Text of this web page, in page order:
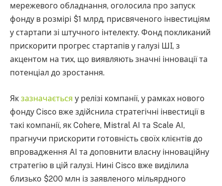
мережевого обладнання, оголосила про запуск
фонду в розмірі $1 млрд, присвяченого інвестиціям
у стартапи зі штучного інтелекту. Фонд покликаний
прискорити прогрес стартапів у галузі ШІ, з
акцентом на тих, що виявляють значні інновації та
потенціал до зростання.
Як зазначається у релізі компанії, у рамках нового
фонду Cisco вже здійснила стратегічні інвестиції в
такі компанії, як Cohere, Mistral AI та Scale AI,
прагнучи прискорити готовність своїх клієнтів до
впровадження AI та доповнити власну інноваційну
стратегію в цій галузі. Нині Cisco вже виділила
близько $200 млн із заявленого мільярдного